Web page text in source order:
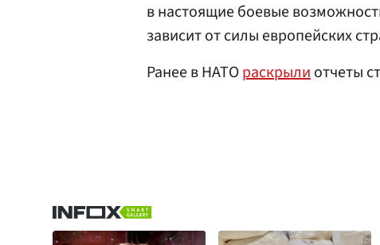
в настоящие боевые
зависит от силы европейских
Ранее в НАТОраскрылиотчеты